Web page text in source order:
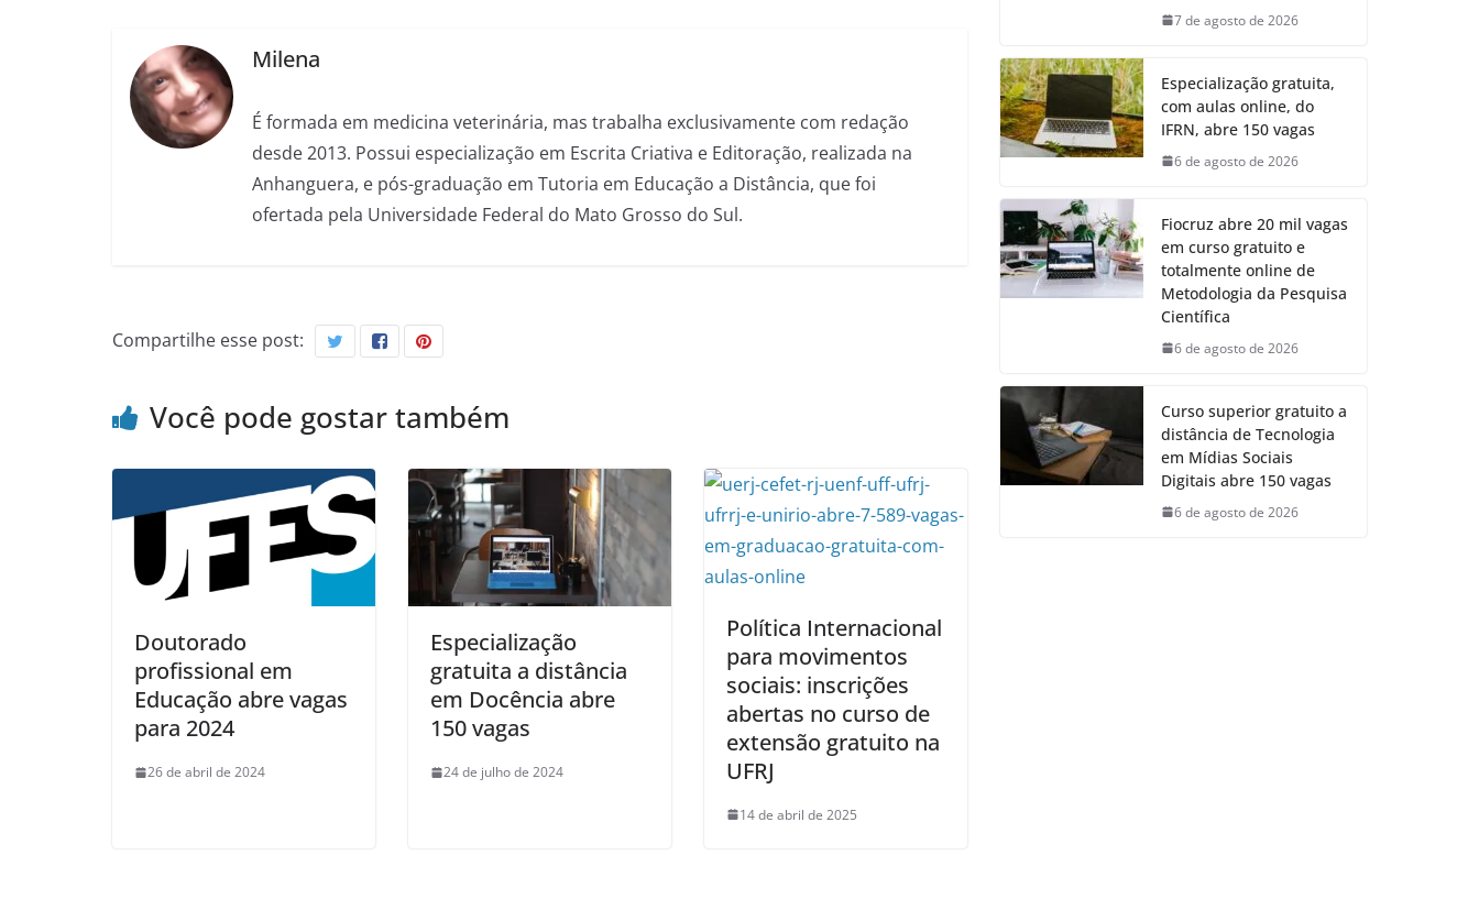
Milena
É formada em medicina veterinária, mas trabalha exclusivamente com redação
desde 2013. Possui especialização em Escrita Criativa e Editoração, realizada na
Anhanguera, e pós-graduação em Tutoria em Educação a Distância, que foi
ofertada pela Universidade Federal do Mato Grosso do Sul.
Compartilhe esse post:
Você pode gostar também
Doutorado
profissional em
Educação abre vagas
para 2024
26 de abril de 2024
Especialização
gratuita a distância
em Docência abre
150 vagas
24 de julho de 2024
Política Internacional
para movimentos
sociais: inscrições
abertas no curso de
extensão gratuito na
UFRJ
14 de abril de 2025
7 de agosto de 2026
Especialização gratuita,
com aulas online, do
IFRN, abre 150 vagas
6 de agosto de 2026
Fiocruz abre 20 mil vagas
em curso gratuito e
totalmente online de
Metodologia da Pesquisa
Científica
6 de agosto de 2026
Curso superior gratuito a
distância de Tecnologia
em Mídias Sociais
Digitais abre 150 vagas
6 de agosto de 2026